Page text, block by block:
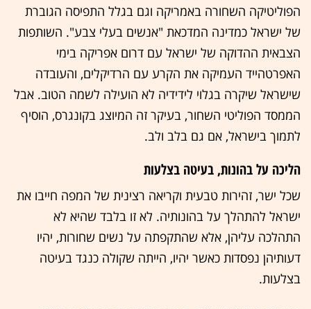
הפוליטיקה השחורה באמריקה וגם בגלל התפיסה הגוברת
של ישראל כמדינה המדכאת "אנשים בעלי צבע". השותפות
הצבאית ההדוקה של ישראל עם דרום אפריקה בימי
האפרטהייד העמיקה את הקרע עם הרדיקלים, והעובדה
שישראל שיקרה בגלוי לידידיה לא הועילה לשמה הטוב. אבל
הממסד הפוליטי השחור, בעיקר זה המיוצג בקונגרס, הוסיף
לתמוך בישראל, אם גם בלב ולב.
הליכה על בהונות, בעיטה בצלעות
שכל ישר, זהירות טבעית וקריאה רצינית של המפה חייבו את
ישראל להתהלך על בהונותיה. לא זו בלבד שהיא לא
התהלכה עליהן, אלא שהתקפתה על נשים שחורות, יהיו
דעותיהן נפסדות כאשר יהיו, הייתה שקולה כנגד בעיטה
בצלעות.